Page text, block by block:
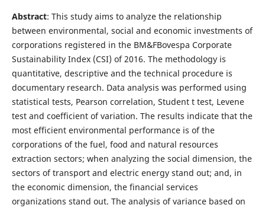
Abstract: This study aims to analyze the relationship
between environmental, social and economic investments of
corporations registered in the BM&FBovespa Corporate
Sustainability Index (CSI) of 2016. The methodology is
quantitative, descriptive and the technical procedure is
documentary research. Data analysis was performed using
statistical tests, Pearson correlation, Student t test, Levene
test and coefficient of variation. The results indicate that the
most efficient environmental performance is of the
corporations of the fuel, food and natural resources
extraction sectors; when analyzing the social dimension, the
sectors of transport and electric energy stand out; and, in
the economic dimension, the financial services
organizations stand out. The analysis of variance based on